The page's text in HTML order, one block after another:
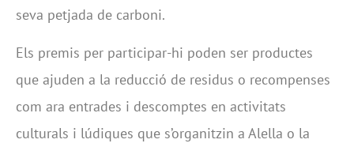
seva petjada de carboni.
Els premis per participar-hi poden ser productes
que ajuden a la reducció de residus o recompenses
com ara entrades i descomptes en activitats
culturals i lúdiques que s’organitzin a Alella o la